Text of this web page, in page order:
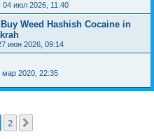
04 июл 2026, 11:40
Weed Hashish Cocaine in
июн 2026, 09:14
мар 2020, 22:35
2